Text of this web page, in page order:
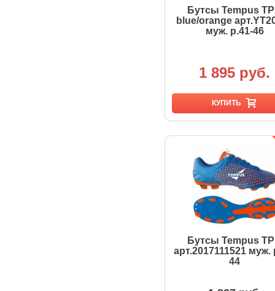
Бутсы Tempus
blue/orange
муж. р.41-46
1 895 руб.
КУПИТЬ
Бутсы Tempus
арт.2017111521 муж.
44